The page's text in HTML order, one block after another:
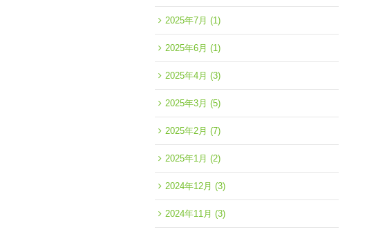
2025年7月 (1)
2025年6月 (1)
2025年4月 (3)
2025年3月 (5)
2025年2月 (7)
2025年1月 (2)
2024年12月 (3)
2024年11月 (3)